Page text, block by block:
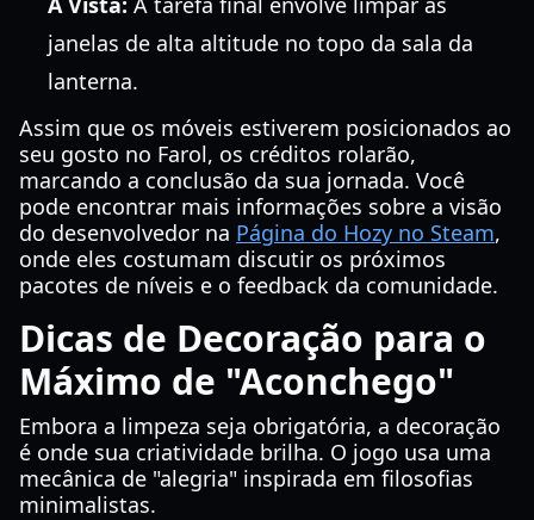
janelas de alta altitude no topo da sala da
lanterna.
Assim que os móveis estiverem posicionados ao
seu gosto no Farol, os créditos rolarão,
marcando a conclusão da sua jornada. Você
pode encontrar mais informações sobre a visão
do desenvolvedor na Página do Hozy no Steam,
onde eles costumam discutir os próximos
pacotes de níveis e o feedback da comunidade.
Dicas de Decoração para o
Máximo de "Aconchego"
Embora a limpeza seja obrigatória, a decoração
é onde sua criatividade brilha. O jogo usa uma
mecânica de "alegria" inspirada em filosofias
minimalistas.